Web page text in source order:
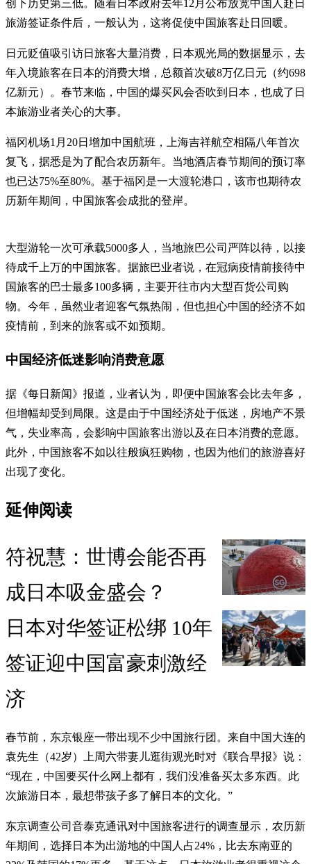
创下历史第三低。随着日本政府去年12月公布放宽中国人赴日
旅游签证条件后，一般认为，这将促使中国旅客赴日回暖。
日元贬值吸引访日旅客大量消费，日本观光局的数据显示，去
年入境旅客在日本的消费大增，总额首次破8万亿日元（约698
亿新元）。春节来临，中国的爆买风会否吹到日本，也成了日
本旅游业者关心的大事。
福冈机场1月20日增加中国航班，上海吉祥航空相隔八年首次
复飞，据悉是为了配合农历新年。当地酒店春节期间的预订率
也已达75%至80%。基于福冈是一大渡轮港口，该市也期待农
历新年期间，中国旅客会成批的登岸。
大型游轮一次可承载5000多人，当地旅巴公司严阵以待，以接
待成千上万的中国旅客。据旅巴业者说，在冠病疫情前接待中
国旅客的巴士最多100多辆，主要开往市内大型百货公司购
物。今年，虽然业者迎客气氛热闹，但也担心中国的经济不如
疫情前，到来的旅客或不如预期。
中国经济低迷影响消费意愿
据《每日新闻》报道，业者认为，即便中国旅客会比去年多，
但增幅却受到局限。这是由于中国经济处于低迷，房地产不景
气，失业率高，会影响中国旅客出游以及在日本消费的意愿。
此外，中国旅客不如以往般疯狂购物，也因为他们的旅游喜好
出现了变化。
延伸阅读
符祝慧：世博会能否再
成日本吸金盛会？
日本对华签证松绑 10年
签证迎中国富豪刺激经
济
春节前，东京银座一带出现不少中国旅行团。来自中国大连的
袁先生（42岁）上周六带妻儿逛街观光时对《联合早报》说：
“现在，中国要买什么网上都有，我们没准备买太多东西。此
次旅游日本，最想带孩子多了解日本的文化。”
东京调查公司音泰克通讯对中国旅客进行的调查显示，农历新
年期间，选择日本为出游地的中国人占24%，比去东南亚的